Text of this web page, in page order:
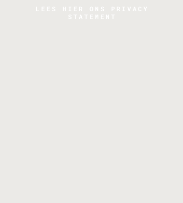
LEES HIER ONS PRIVACY
STATEMENT